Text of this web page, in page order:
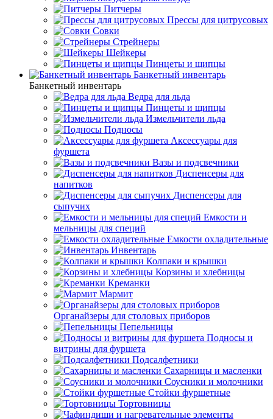
Питчеры
Прессы для цитрусовых
Совки
Стрейнеры
Шейкеры
Пинцеты и щипцы
Банкетный инвентарь
Банкетный инвентарь
Ведра для льда
Пинцеты и щипцы
Измельчители льда
Подносы
Аксессуары для
фуршета
Вазы и подсвечники
Диспенсеры для
напитков
Диспенсеры для
сыпучих
Емкости и
мельницы для специй
Емкости охладительные
Инвентарь
Колпаки и крышки
Корзины и хлебницы
Креманки
Мармит
Органайзеры для столовых приборов
Пепельницы
Подносы и
витрины для фуршета
Подсалфетники
Сахарницы и масленки
Соусники и молочники
Стойки фуршетные
Тортовницы